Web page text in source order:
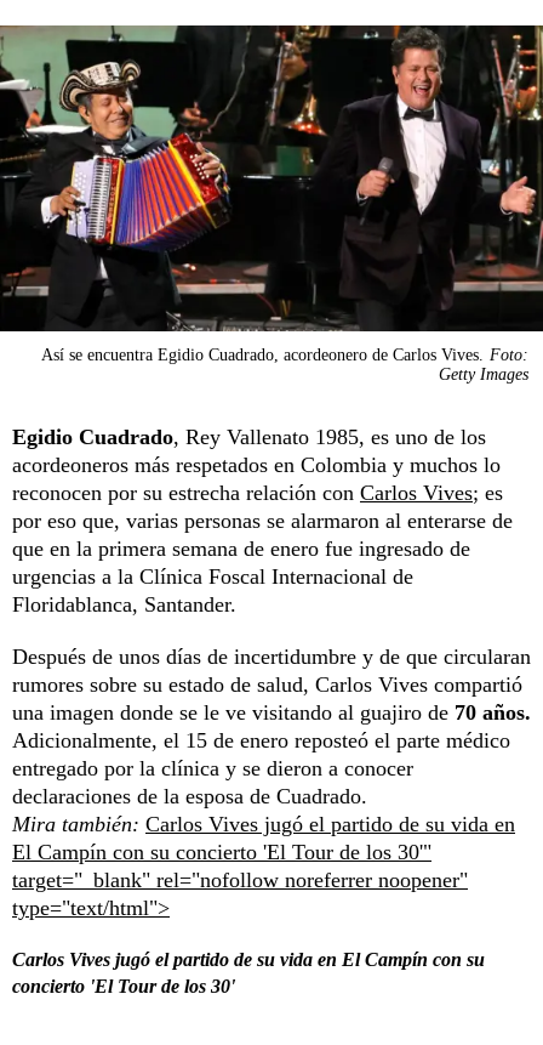
Así se encuentra Egidio Cuadrado, acordeonero de Carlos Vives.
Foto:
Getty Images
Egidio Cuadrado, Rey Vallenato 1985, es uno de los
acordeoneros más respetados en Colombia y muchos lo
reconocen por su estrecha relación con Carlos Vives; es
por eso que, varias personas se alarmaron al enterarse de
que en la primera semana de enero fue ingresado de
urgencias a la Clínica Foscal Internacional de
Floridablanca, Santander.
Después de unos días de incertidumbre y de que circularan
rumores sobre su estado de salud, Carlos Vives compartió
una imagen donde se le ve visitando al guajiro de 70 años.
Adicionalmente, el 15 de enero reposteó el parte médico
entregado por la clínica y se dieron a conocer
declaraciones de la esposa de Cuadrado.
Mira también: Carlos Vives jugó el partido de su vida en
El Campín con su concierto 'El Tour de los 30'"
target="_blank" rel="nofollow noreferrer noopener"
type="text/html">
Carlos Vives jugó el partido de su vida en El Campín con su
concierto 'El Tour de los 30'